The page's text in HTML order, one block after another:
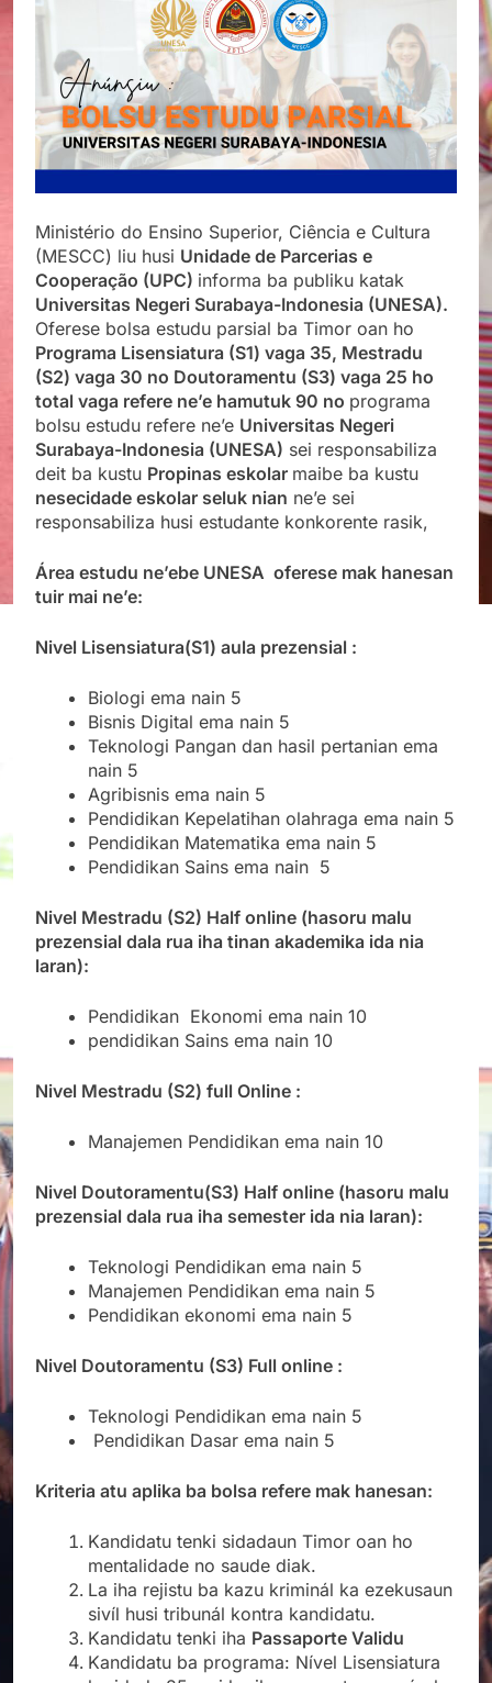
Ministério do Ensino Superior, Ciência e Cultura
(MESCC) liu husi Unidade de Parcerias e
Cooperação (UPC) informa ba publiku katak
Universitas Negeri Surabaya-Indonesia (UNESA).
Oferese bolsa estudu parsial ba Timor oan ho
Programa Lisensiatura (S1) vaga 35, Mestradu
(S2) vaga 30 no Doutoramentu (S3) vaga 25 ho
total vaga refere ne’e hamutuk 90 no programa
bolsu estudu refere ne’e Universitas Negeri
Surabaya-Indonesia (UNESA) sei responsabiliza
deit ba kustu Propinas eskolar maibe ba kustu
nesecidade eskolar seluk nian ne’e sei
responsabiliza husi estudante konkorente rasik,
Área estudu ne’ebe UNESA oferese mak hanesan
tuir mai ne’e:
Nivel Lisensiatura(S1) aula prezensial :
Biologi ema nain 5
Bisnis Digital ema nain 5
Teknologi Pangan dan hasil pertanian ema
nain 5
Agribisnis ema nain 5
Pendidikan Kepelatihan olahraga ema nain 5
Pendidikan Matematika ema nain 5
Pendidikan Sains ema nain 5
Nivel Mestradu (S2) Half online (hasoru malu
prezensial dala rua iha tinan akademika ida nia
laran):
Pendidikan Ekonomi ema nain 10
pendidikan Sains ema nain 10
Nivel Mestradu (S2) full Online :
Manajemen Pendidikan ema nain 10
Nivel Doutoramentu(S3) Half online (hasoru malu
prezensial dala rua iha semester ida nia laran):
Teknologi Pendidikan ema nain 5
Manajemen Pendidikan ema nain 5
Pendidikan ekonomi ema nain 5
Nivel Doutoramentu (S3) Full online :
Teknologi Pendidikan ema nain 5
Pendidikan Dasar ema nain 5
Kriteria atu aplika ba bolsa refere mak hanesan:
Kandidatu tenki sidadaun Timor oan ho
mentalidade no saude diak.
La iha rejistu ba kazu kriminál ka ezekusaun
sivíl husi tribunál kontra kandidatu.
Kandidatu tenki iha Passaporte Validu
Kandidatu ba programa: Nível Lisensiatura